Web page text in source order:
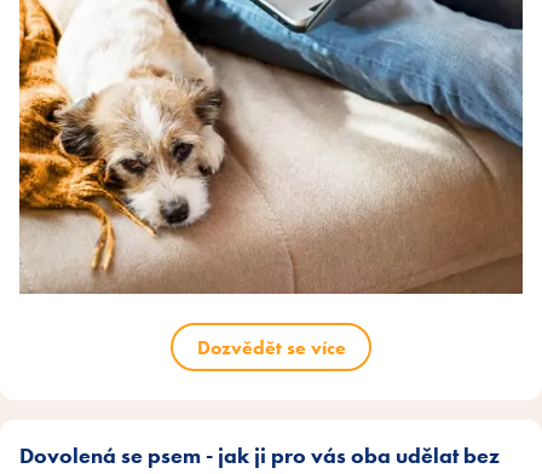
Dozvědět se více
Dovolená se psem - jak ji pro vás oba udělat bez